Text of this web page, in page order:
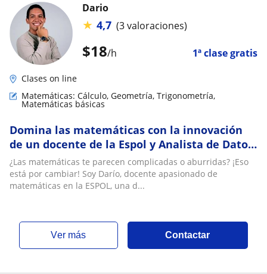
$18/h 1ª clase gratis
Dario
★ 4,7 (3 valoraciones)
Clases on line
Matemáticas: Cálculo, Geometría, Trigonometría,
Matemáticas básicas
Domina las matemáticas con la innovación
de un docente de la Espol y Analista de Datos
Certificado por Google: ¡Convierte las
matemáticas en tu superpoder!
¿Las matemáticas te parecen complicadas o aburridas? ¡Eso
está por cambiar! Soy Darío, docente apasionado de
matemáticas en la ESPOL, una d...
ver más Contactar